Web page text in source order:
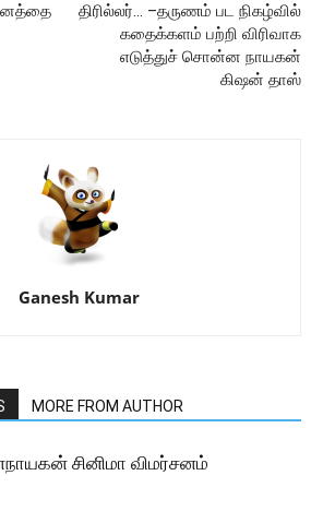
திரில்லர்… –தருணம் பட நிகழ்வில்
கதைக்களம் பற்றி விரிவாக
எடுத்துச் சொன்ன நாயகன்
கிஷன் தாஸ்
Ganesh Kumar
MORE FROM AUTHOR
சினிமா விமர்சனம்